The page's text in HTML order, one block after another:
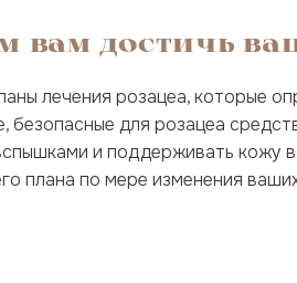
вам достичь
лечения розацеа, которые
безопасные для розацеа
и поддерживать
плана по мере изменения